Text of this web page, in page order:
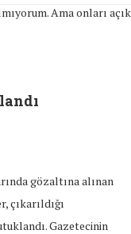
Ama onları açıkça
gözaltına alınan
çıkarıldığı
Gazetecinin